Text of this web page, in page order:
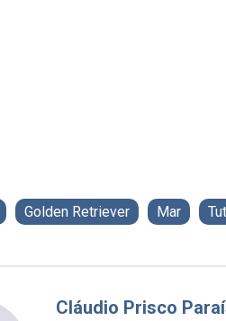
Golden Retriever Mar
Fabiano Bordignon